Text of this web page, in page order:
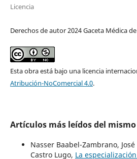
Licencia
Derechos de autor 2024 Gaceta Médica
Esta obra está bajo una licencia
Atribución-NoComercial 4.0.
Artículos más leídos del
Nasser Baabel-Zambrano,
Castro Lugo, La